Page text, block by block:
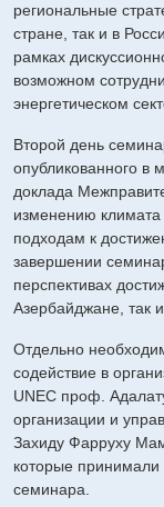
региональные
стране, так и в
рамках
возможном
энергетическом
Второй день
опубликованного в
доклада
изменению
подходам к
завершении
перспективах
Азербайджане, так
Отдельно
содействие в
UNEC проф.
организации и
Захиду Фарруху
которые принимали
семинара.